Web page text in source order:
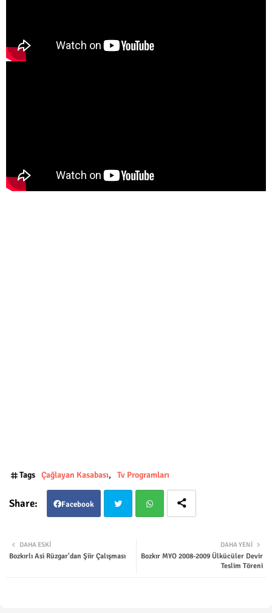
Tags Çağlayan Kasabası Tv Programları
Facebook
ter tsap
DAHA YENI
Bozkır MYO 2008-2009 Ülkücüler Devir
Teslim Töreni
DAHA ESKI
Bozkırlı Asi Rüzgar'dan Şiir Çalışması